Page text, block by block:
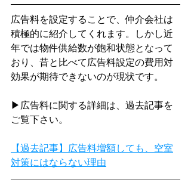
広告料を設定することで、仲介会社は
積極的に紹介してくれます。しかし近
年では物件供給数が飽和状態となって
おり、昔と比べて広告料設定の費用対
効果が期待できないのが現状です。
▶広告料に関する詳細は、過去記事を
ご覧下さい。
【過去記事】広告料増額しても、空室
対策にはならない理由